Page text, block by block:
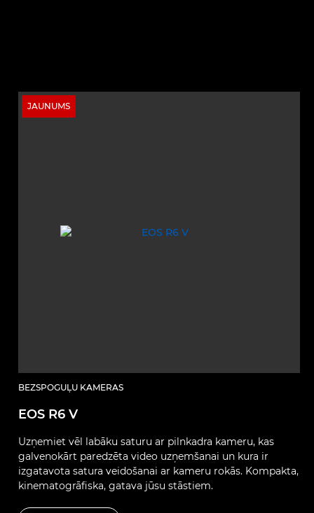
JAUNUMS
BEZSPOGUĻU KAMERAS
EOS R6 V
Uzņemiet vēl labāku saturu ar pilnkadra kameru, kas
galvenokārt paredzēta video uzņemšanai un kura ir
izgatavota satura veidošanai ar kameru rokās. Kompakta,
kinematogrāfiska, gatava jūsu stāstiem.